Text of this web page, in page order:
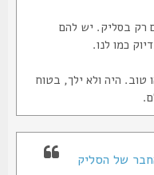
יש להם
לנו.
היה ולא ילך, בטוח